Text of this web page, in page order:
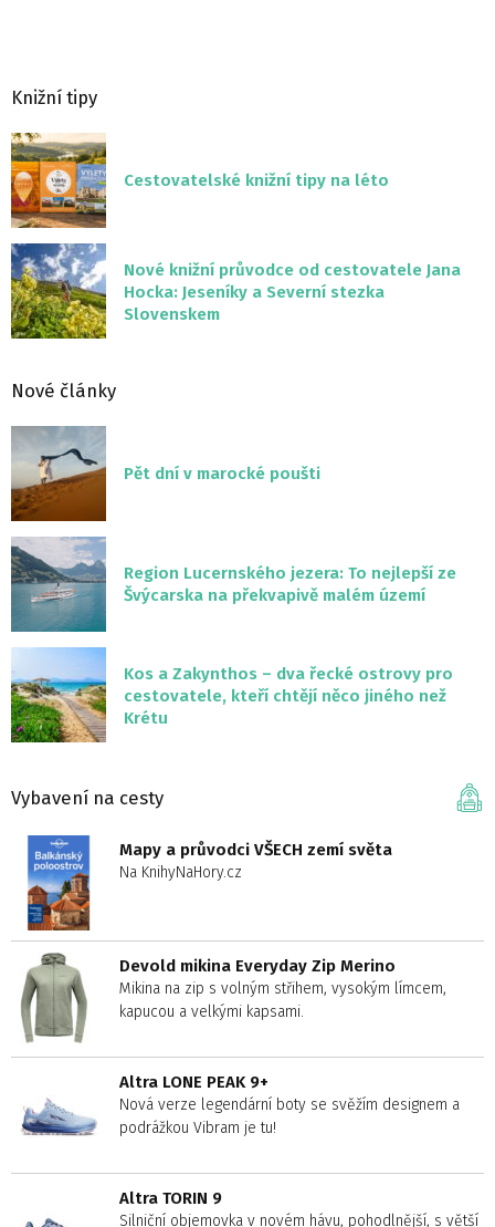
Knižní tipy
Cestovatelské knižní tipy na léto
Nové knižní průvodce od cestovatele Jana
Hocka: Jeseníky a Severní stezka
Slovenskem
Nové články
Pět dní v marocké poušti
Region Lucernského jezera: To nejlepší ze
Švýcarska na překvapivě malém území
Kos a Zakynthos – dva řecké ostrovy pro
cestovatele, kteří chtějí něco jiného než
Krétu
Vybavení na cesty
Mapy a průvodci VŠECH zemí světa
Na KnihyNaHory.cz
Devold mikina Everyday Zip Merino
Mikina na zip s volným střihem, vysokým límcem,
kapucou a velkými kapsami.
Altra LONE PEAK 9+
Nová verze legendární boty se svěžím designem a
podrážkou Vibram je tu!
Altra TORIN 9
Silniční objemovka v novém hávu, pohodlnější, s větší